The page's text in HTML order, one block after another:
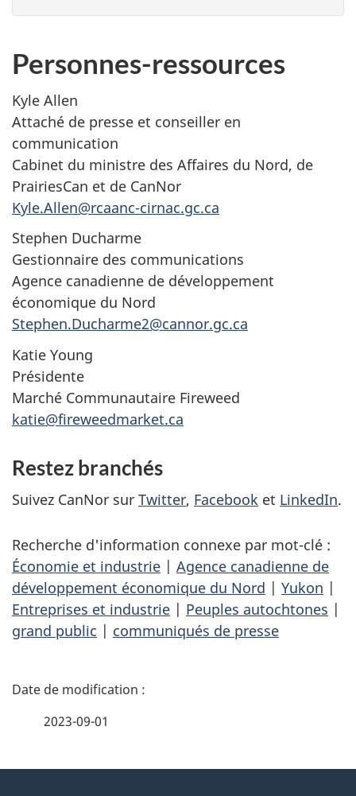
Personnes-ressources
Kyle Allen
Attaché de presse et conseiller en
communication
Cabinet du ministre des Affaires du Nord, de
PrairiesCan et de CanNor
Kyle.Allen@rcaanc-cirnac.gc.ca
Stephen Ducharme
Gestionnaire des communications
Agence canadienne de développement
économique du Nord
Stephen.Ducharme2@cannor.gc.ca
Katie Young
Présidente
Marché Communautaire Fireweed
katie@fireweedmarket.ca
Restez branchés
Suivez CanNor sur Twitter, Facebook et LinkedIn.
Recherche d'information connexe par mot-clé :
Économie et industrie | Agence canadienne de
développement économique du Nord | Yukon |
Entreprises et industrie | Peuples autochtones |
grand public | communiqués de presse
D
2023-09-01